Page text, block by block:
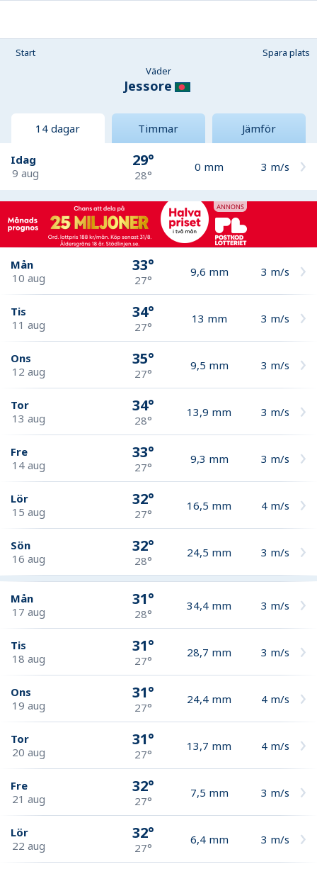
Start
Spara plats
Väder
Jessore
14 dagar Timmar Jämför
Idag
9 aug
29°
28°
0 mm 3 m/s
Mån
10 aug
33°
27°
9,6 mm 3 m/s
Tis
11 aug
34°
27°
13 mm 3 m/s
Ons
12 aug
35°
27°
9,5 mm 3 m/s
Tor
13 aug
34°
28°
13,9 mm 3 m/s
Fre
14 aug
33°
27°
9,3 mm 3 m/s
Lör
15 aug
32°
27°
16,5 mm 4 m/s
Sön
16 aug
32°
28°
24,5 mm 3 m/s
Mån
17 aug
31°
28°
34,4 mm 3 m/s
Tis
18 aug
31°
27°
28,7 mm 3 m/s
Ons
19 aug
31°
27°
24,4 mm 4 m/s
Tor
20 aug
31°
27°
13,7 mm 4 m/s
Fre
21 aug
32°
27°
7,5 mm 3 m/s
Lör
22 aug
32°
27°
6,4 mm 3 m/s